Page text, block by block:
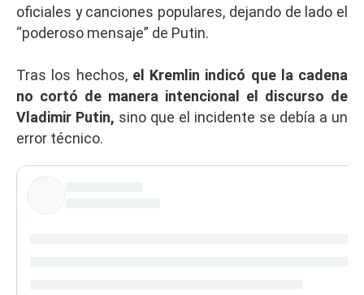
oficiales y canciones populares, dejando de lado el
“poderoso mensaje” de Putin.
Tras los hechos, el Kremlin indicó que la cadena
no cortó de manera intencional el discurso de
Vladimir Putin, sino que el incidente se debía a un
error técnico.